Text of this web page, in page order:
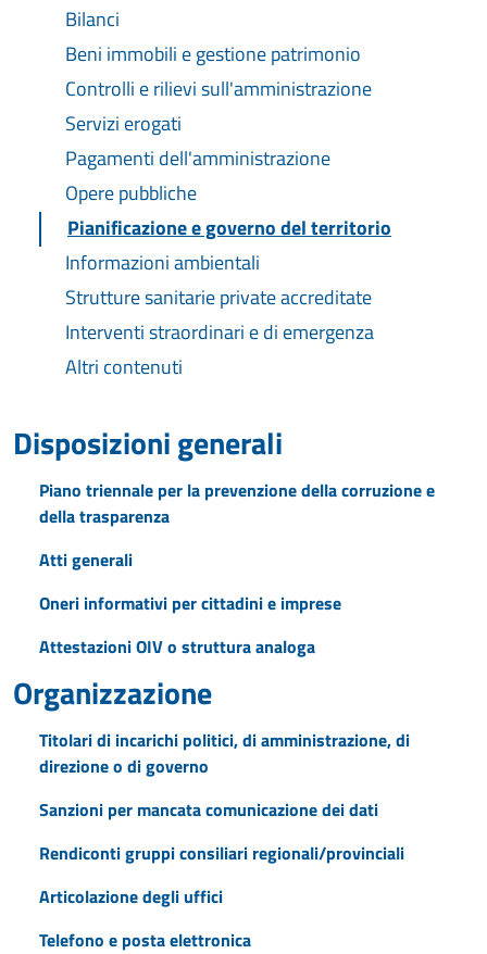
Bilanci
Beni immobili e gestione patrimonio
Controlli e rilievi sull'amministrazione
Servizi erogati
Pagamenti dell'amministrazione
Opere pubbliche
Pianificazione e governo del territorio
Informazioni ambientali
Strutture sanitarie private accreditate
Interventi straordinari e di emergenza
Altri contenuti
Disposizioni generali
Piano triennale per la prevenzione della corruzione e
della trasparenza
Atti generali
Oneri informativi per cittadini e imprese
Attestazioni OIV o struttura analoga
Organizzazione
Titolari di incarichi politici, di amministrazione, di
direzione o di governo
Sanzioni per mancata comunicazione dei dati
Rendiconti gruppi consiliari regionali/provinciali
Articolazione degli uffici
Telefono e posta elettronica